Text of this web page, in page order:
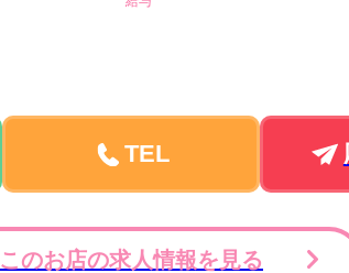
TEL
このお店の求人情報を見る